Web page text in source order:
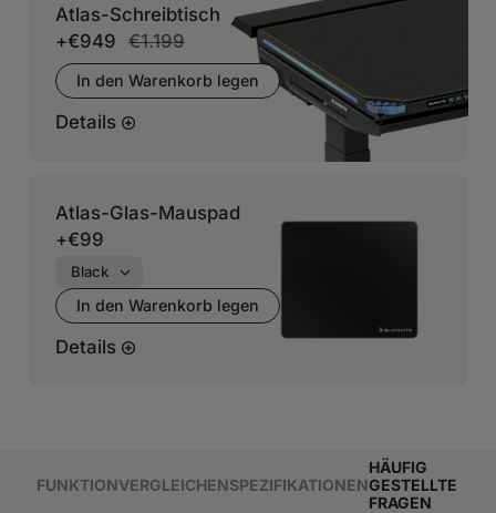
Atlas-Schreibtisch
+€949 €1.199
In den Warenkorb legen
Details
Atlas-Glas-Mauspad
+€99
In den Warenkorb legen
Details
FUNKTIONVERGLEICHENSPEZIFIKATIONEN
HÄUFIG
GESTELLTE
FRAGEN